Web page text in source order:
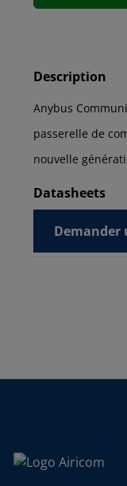
Description
Anybus
passerelle de
nouvelle
Datasheets
Demander